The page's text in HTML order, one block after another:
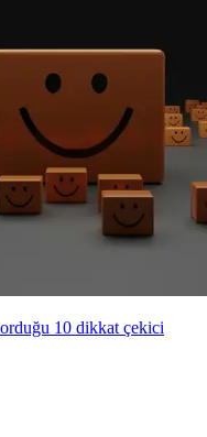
10 dikkat çekici